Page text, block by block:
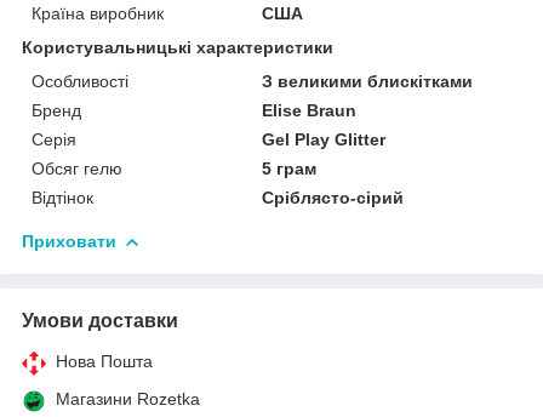
Країна виробник
США
Користувальницькі характеристики
Особливості
З великими блискітками
Бренд
Elise Braun
Серія
Gel Play Glitter
Обсяг гелю
5 грам
Відтінок
Сріблясто-сірий
Приховати
Умови доставки
Нова Пошта
Магазини Rozetka